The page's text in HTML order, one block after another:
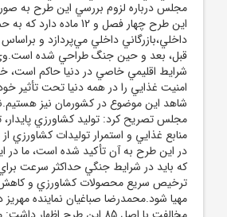
اين طرح چهار فصل و 12 ماده
داخلي،بازرگاني داخلي مي‌پردازد و
قبل، بعد و حين جنگ طراحي شده است.وي
شرايط اقليمي خاصي در دنيا حاکم است،
امنيت غذايي را در همه دنيا تحت تأثير
شاهد اين موضوع در کشورمان نيز
مجلس تصريح کرد: توليد کشاورزي پايدار،
منابع غذايي و استمرار توليدات کشاورزي
در اين طرح به آن تأکيد شده است، ما در
که بايد در شرايط جنگي حداکثر سرعت براي
ترخيص سريع محصولات کشاورزي و
مهيا شود.محمدرضا صباغيان نماينده